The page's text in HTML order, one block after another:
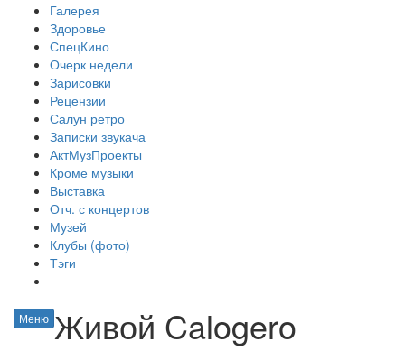
Галерея
Здоровье
СпецКино
Очерк недели
Зарисовки
Рецензии
Салун ретро
Записки звукача
АктМузПроекты
Кроме музыки
Выставка
Отч. с концертов
Музей
Клубы (фото)
Тэги
Меню Живой Calogero